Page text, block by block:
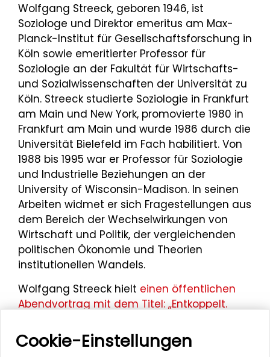
Wolfgang Streeck, geboren 1946, ist
Soziologe und Direktor emeritus am Max-
Planck-Institut für Gesellschaftsforschung in
Köln sowie emeritierter Professor für
Soziologie an der Fakultät für Wirtschafts-
und Sozialwissenschaften der Universität zu
Köln. Streeck studierte Soziologie in Frankfurt
am Main und New York, promovierte 1980 in
Frankfurt am Main und wurde 1986 durch die
Universität Bielefeld im Fach habilitiert. Von
1988 bis 1995 war er Professor für Soziologie
und Industrielle Beziehungen an der
University of Wisconsin-Madison. In seinen
Arbeiten widmet er sich Fragestellungen aus
dem Bereich der Wechselwirkungen von
Wirtschaft und Politik, der vergleichenden
politischen Ökonomie und Theorien
institutionellen Wandels.
Wolfgang Streeck hielt einen öffentlichen
Abendvortrag mit dem Titel: „Entkoppelt.
neoliberalen Zeitalter“im Rahmen der
Fachtagung „Ziemlich beste Feinde. Das
Cookie-Einstellungen